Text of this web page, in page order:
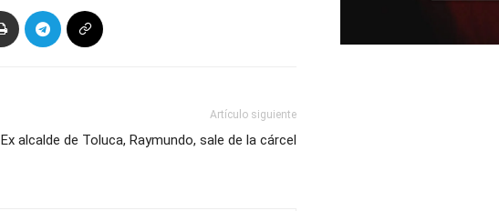
Artículo siguiente
Ex alcalde de Toluca, Raymundo, sale de la cárcel